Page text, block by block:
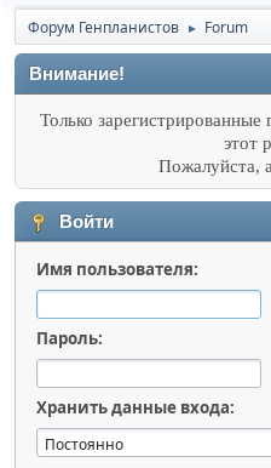
Форум Генпланистов ► Forum
Внимание!
Только
этот
Пожалуйста,
Войти
Имя пользователя:
Пароль:
Хранить данные входа: